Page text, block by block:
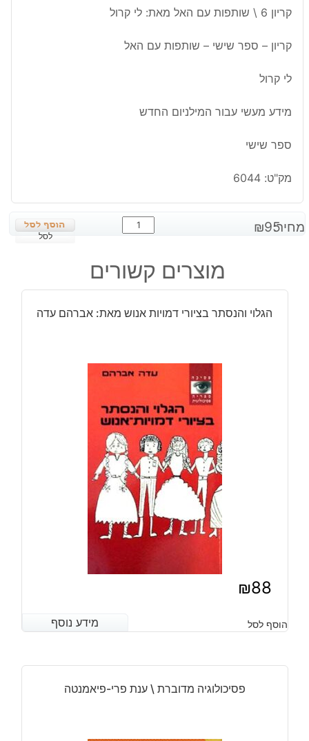
קריון 6 \ שותפות עם האל מאת: לי קרול
קריון – ספר שישי – שותפות עם האל
לי קרול
מידע מעשי עבור המילניום החדש
ספר שישי
מק"ט: 6044
מחיר: ₪95
כמות
של
6
\
עם
לי
לסל
מוצרים קשורים
הגלוי והנסתר בציורי דמויות אנוש מאת: אברהם עדה
₪88
מידע נוסף הוסף לסל מידע נוסף
פסיכולוגיה מדוברת \ ענת פרי-פיאמנטה